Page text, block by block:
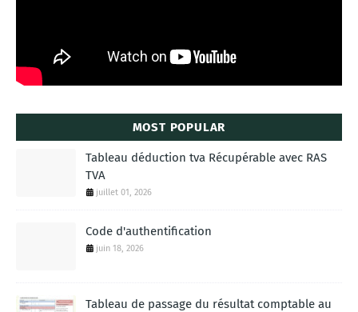
MOST POPULAR
Tableau déduction tva Récupérable avec RAS
TVA
juillet 01, 2026
Code d'authentification
juin 18, 2026
Tableau de passage du résultat comptable au